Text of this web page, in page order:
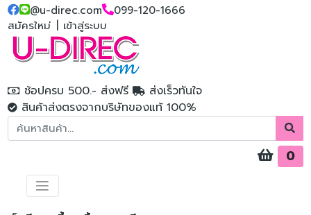
@u-direc.com
099-120-1666
สมัครใหม่
เข้าสู่ระบบ
ช้อปครบ 500.- ส่งฟรี
ส่งเร็วทันใจ
สินค้าส่งตรงจากบริษัทของแท้ 100%
0